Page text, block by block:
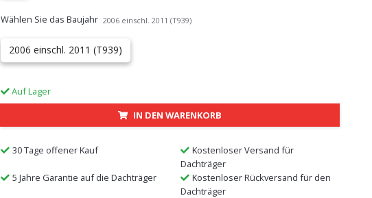
Wählen Sie das Baujahr 2006 einschl. 2011 (T939)
2006 einschl. 2011 (T939)
Auf Lager
IN DEN WARENKORB
30 Tage offener Kauf
Kostenloser Versand für
Dachträger
5 Jahre Garantie auf die Dachträger
Kostenloser Rückversand für den
Dachträger